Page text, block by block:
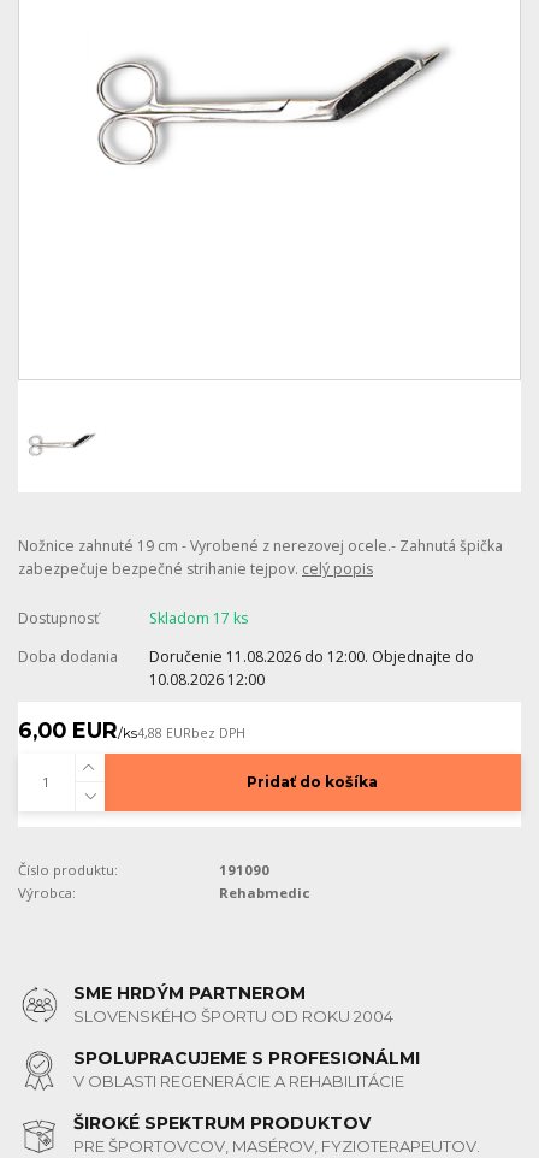
Nožnice zahnuté 19 cm - Vyrobené z nerezovej ocele.- Zahnutá špička
zabezpečuje bezpečné strihanie tejpov. celý popis
Dostupnosť
Skladom 17 ks
Doba dodania
Doručenie 11.08.2026 do 12:00. Objednajte do
10.08.2026 12:00
6,00 EUR/ks4,88 EURbez DPH
Pridať do košíka
Číslo produktu:
191090
Výrobca:
Rehabmedic
SME HRDÝM PARTNEROM
SLOVENSKÉHO ŠPORTU OD ROKU 2004
SPOLUPRACUJEME S PROFESIONÁLMI
V OBLASTI REGENERÁCIE A REHABILITÁCIE
ŠIROKÉ SPEKTRUM PRODUKTOV
PRE ŠPORTOVCOV, MASÉROV, FYZIOTERAPEUTOV.